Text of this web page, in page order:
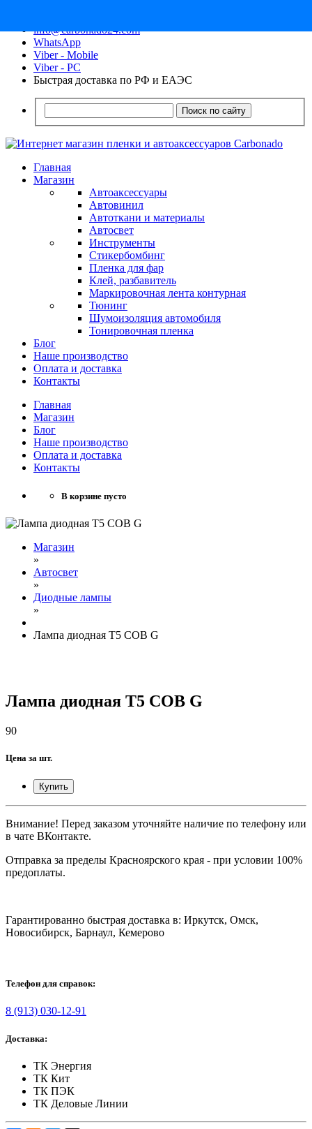
info@carbonado24.com
WhatsApp
Viber - Mobile
Viber - PC
Быстрая доставка по РФ и ЕАЭС
Поиск по сайту
Главная
Магазин
Автоаксессуары
Автовинил
Автоткани и материалы
Автосвет
Инструменты
Стикербомбинг
Пленка для фар
Клей, разбавитель
Маркировочная лента контурная
Тюнинг
Шумоизоляция автомобиля
Тонировочная пленка
Блог
Наше производство
Оплата и доставка
Контакты
Главная
Магазин
Блог
Наше производство
Оплата и доставка
Контакты
В корзине пусто
Магазин
»
Автосвет
»
Диодные лампы
»
Лампа диодная T5 COB G
Лампа диодная T5 COB G
90
Цена за шт.
Купить
Внимание! Перед заказом уточняйте наличие по телефону или
в чате ВКонтакте.
Отправка за пределы Красноярского края - при условии 100%
предоплаты.
Гарантированно быстрая доставка в: Иркутск, Омск,
Новосибирск, Барнаул, Кемерово
Телефон для справок:
8 (913) 030-12-91
Доставка:
ТК Энергия
ТК Кит
ТК ПЭК
ТК Деловые Линии